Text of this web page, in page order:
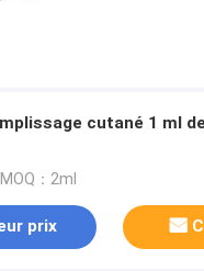
cutané 1 ml
MOQ：2ml
prix